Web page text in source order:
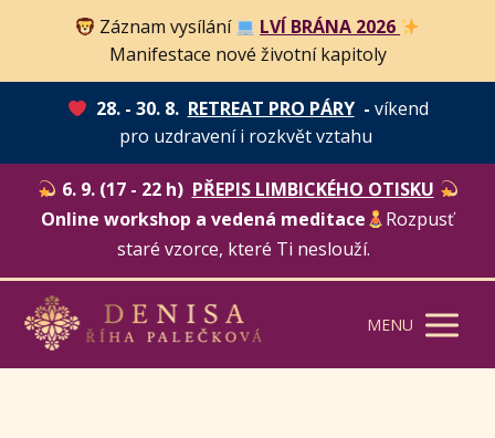
Záznam vysílání
LVÍ BRÁNA 2026
Manifestace nové životní kapitoly
28. - 30. 8. RETREAT PRO PÁRY- víkend
pro uzdravení i rozkvět vztahu
6. 9. (17 - 22 h) PŘEPIS LIMBICKÉHO OTISKU
Online workshop a vedená meditace
Rozpusť
staré vzorce, které Ti neslouží.
MENU